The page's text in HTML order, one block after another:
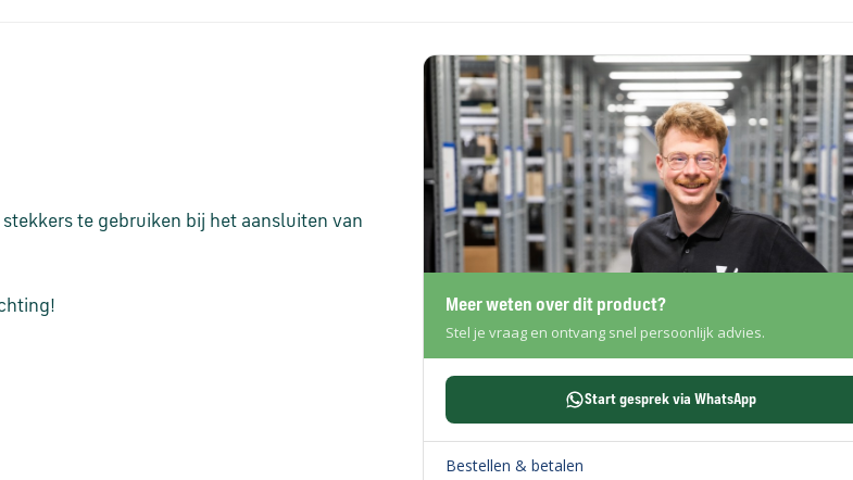
te gebruiken bij het aansluiten van
Meer weten over dit product?
Stel je vraag en ontvang snel persoonlijk advies.
Start gesprek via WhatsApp
Bestellen & betalen